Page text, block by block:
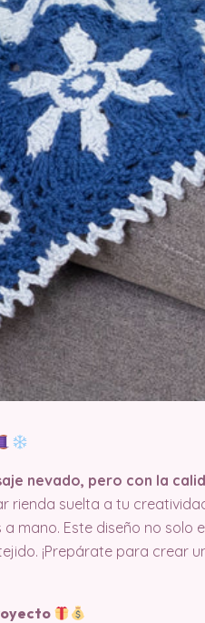
nevado, pero con la
rienda suelta a tu
mano. Este diseño no solo
¡Prepárate para crear